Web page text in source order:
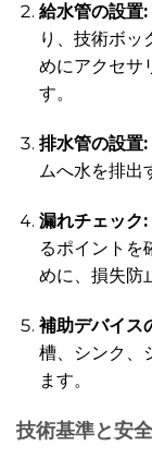
給水管の設置:
り、技術ボッ
めにアクセサ
す。
排水管の設置:
ムへ水を排出
漏れチェック:
るポイントを
めに、損失防
補助デバイス
槽、シンク、
ます。
技術基準と安全